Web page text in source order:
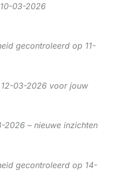
03-2026
gecontroleerd op 11-
03-2026 voor jouw
2026 – nieuwe inzichten
gecontroleerd op 14-